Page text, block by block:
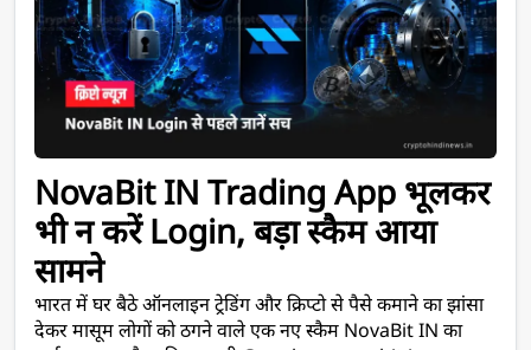
NovaBit IN Trading App भूलकर
भी न करें Login, बड़ा स्कैम आया
सामने
भारत में घर बैठे ऑनलाइन ट्रेडिंग और क्रिप्टो से पैसे कमाने का झांसा
देकर मासूम लोगों को ठगने वाले एक नए स्कैम NovaBit IN का